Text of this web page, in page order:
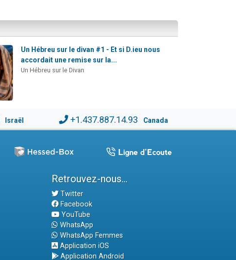
Un Hébreu sur le divan #1 - Et si D.ieu nous
accordait une remise sur la...
Un Hébreu sur le Divan
Israël +1.437.887.14.93 Canada
Retrouvez-nous...
Twitter
Facebook
YouTube
WhatsApp
WhatsApp Femmes
Application iOS
Application Android